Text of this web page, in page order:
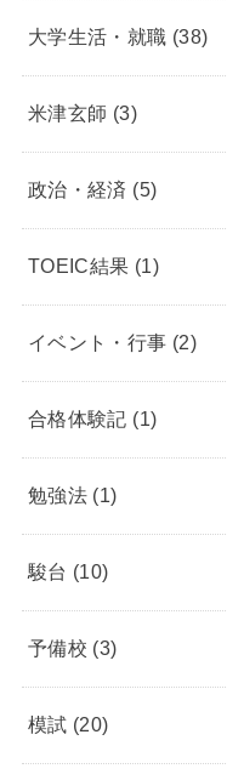
大学生活・就職 (38)
米津玄師 (3)
政治・経済 (5)
TOEIC結果 (1)
イベント・行事 (2)
合格体験記 (1)
勉強法 (1)
駿台 (10)
予備校 (3)
模試 (20)